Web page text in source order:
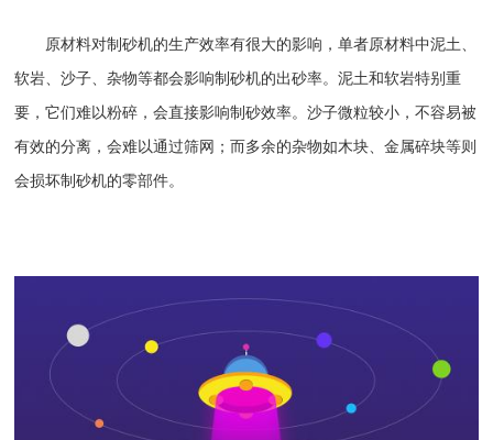
原材料对制砂机的生产效率有很大的影响，单者原材料中泥土、
软岩、沙子、杂物等都会影响制砂机的出砂率。泥土和软岩特别重
要，它们难以粉碎，会直接影响制砂效率。沙子微粒较小，不容易被
有效的分离，会难以通过筛网；而多余的杂物如木块、金属碎块等则
会损坏制砂机的零部件。